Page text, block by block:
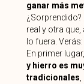
ganar más
real y otra
lo fuera. Verás:
En primer lugar,
y hierro es
tradicionales